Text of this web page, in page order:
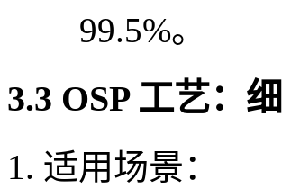
99.5%。
3.3 OSP 工艺：
适用场景：